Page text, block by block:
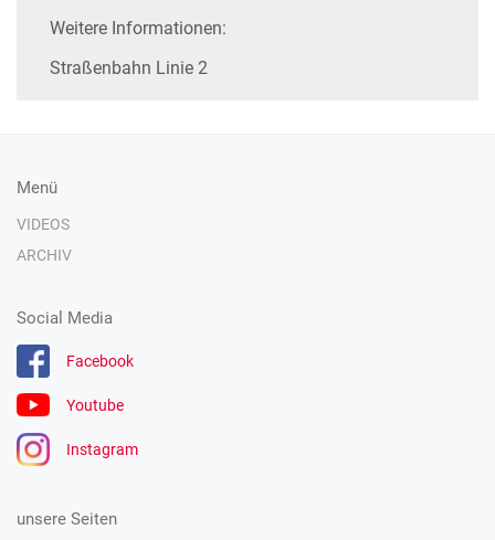
Weitere Informationen:
Straßenbahn Linie 2
Menü
VIDEOS
ARCHIV
Social Media
Facebook
Youtube
Instagram
unsere Seiten